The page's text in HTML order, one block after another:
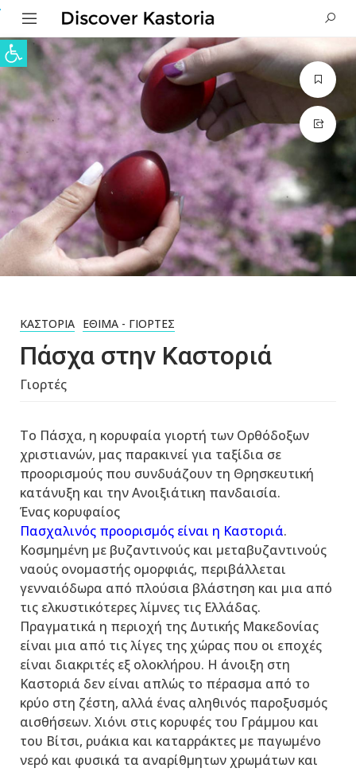
Ανοίξτε τη γραμμή εργαλείων
ΚΑΣΤΟΡΙΆ ΈΘΙΜΑ - ΓΙΟΡΤΈΣ
Πάσχα στην Καστοριά
Γιορτές
Το Πάσχα, η κορυφαία γιορτή των Ορθόδοξων
χριστιανών, μας παρακινεί για ταξίδια σε
προορισμούς που συνδυάζουν τη Θρησκευτική
κατάνυξη και την Ανοιξιάτικη πανδαισία.
Ένας κορυφαίος
Πασχαλινός προορισμός είναι η Καστοριά.
Κοσμημένη με βυζαντινούς και μεταβυζαντινούς
ναούς ονομαστής ομορφιάς, περιβάλλεται
γενναιόδωρα από πλούσια βλάστηση και μια από
τις ελκυστικότερες λίμνες τις Ελλάδας.
Πραγματικά η περιοχή της Δυτικής Μακεδονίας
είναι μια από τις λίγες της χώρας που οι εποχές
είναι διακριτές εξ ολοκλήρου. Η άνοιξη στη
Καστοριά δεν είναι απλώς το πέρασμα από το
κρύο στη ζέστη, αλλά ένας αληθινός παροξυσμός
αισθήσεων. Χιόνι στις κορυφές του Γράμμου και
του Βίτσι, ρυάκια και καταρράκτες με παγωμένο
νερό και φυσικά τα αναρίθμητων χρωμάτων και